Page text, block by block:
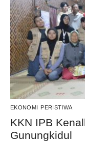
EKONOMI PERISTIWA
KKN IPB
Gunungkidul